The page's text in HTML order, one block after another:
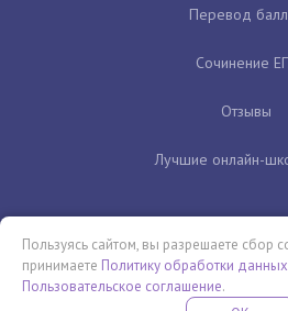
Перевод
Сочинение
Отзывы
Лучшие онлайн-
Пользуясь сайтом, вы разрешаете сбор
принимаете Политику обработки данных
Пользовательское соглашение.